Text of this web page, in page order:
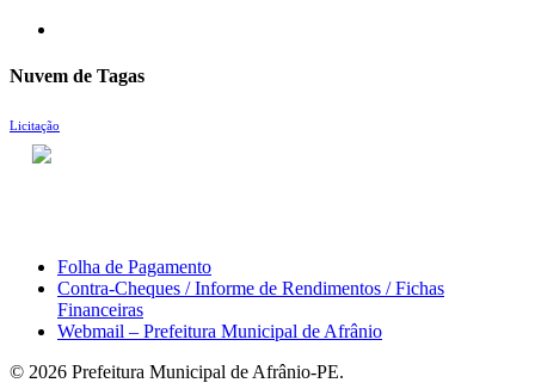
Nuvem de Tagas
Licitação
Folha de Pagamento
Contra-Cheques / Informe de Rendimentos / Fichas
Financeiras
Webmail – Prefeitura Municipal de Afrânio
© 2026 Prefeitura Municipal de Afrânio-PE.